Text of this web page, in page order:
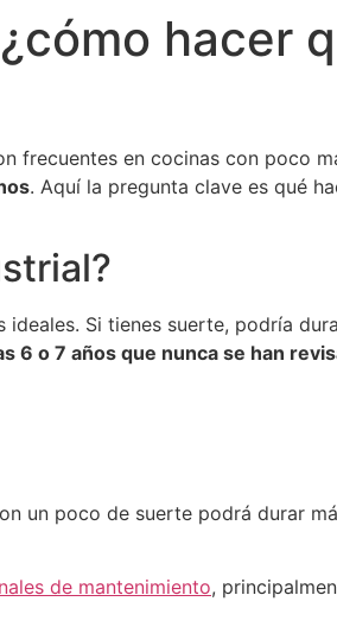
hacer
frecuentes en cocinas con poco
. Aquí la pregunta clave es qué
Si tienes suerte, podría
6 o 7 años que nunca se han
un poco de suerte podrá durar
de mantenimiento,